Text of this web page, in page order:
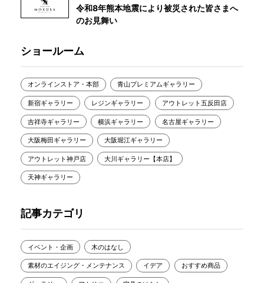
令和8年熊本地震により被災された皆さまへ
のお見舞い
ショールーム
オンラインストア・本部 青山プレミアムギャラリー
新宿ギャラリー レジンギャラリー アウトレット五反田店
吉祥寺ギャラリー 横浜ギャラリー 名古屋ギャラリー
大阪梅田ギャラリー 大阪堀江ギャラリー
アウトレット神戸店 大川ギャラリー【本店】
天神ギャラリー
記事カテゴリ
イベント・企画 木のはなし
素材のエイジング・メンテナンス イデア おすすめ商品